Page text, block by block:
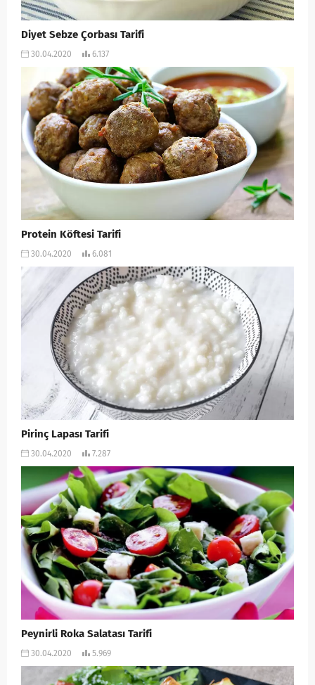
Diyet Sebze Çorbası Tarifi
30.04.2020 6.137
Protein Köftesi Tarifi
30.04.2020 6.081
Pirinç Lapası Tarifi
30.04.2020 7.287
Peynirli Roka Salatası Tarifi
30.04.2020 5.969